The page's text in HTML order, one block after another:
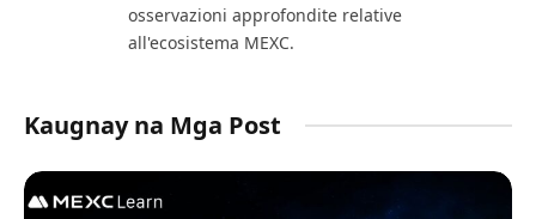
osservazioni approfondite relative
all'ecosistema MEXC.
Kaugnay na Mga Post